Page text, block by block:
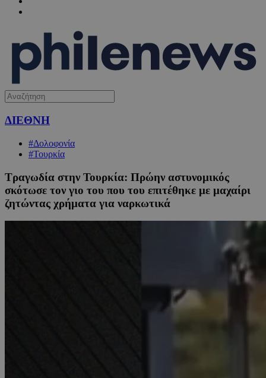
ΔΙΕΘΝΗ
#Δολοφονία
#Τουρκία
Τραγωδία στην Τουρκία: Πρώην αστυνομικός
σκότωσε τον γιο του που του επιτέθηκε με μαχαίρι
ζητώντας χρήματα για ναρκωτικά